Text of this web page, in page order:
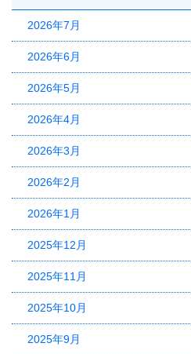
2026年7月
2026年6月
2026年5月
2026年4月
2026年3月
2026年2月
2026年1月
2025年12月
2025年11月
2025年10月
2025年9月